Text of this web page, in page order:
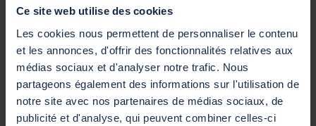
Ce site web utilise des cookies
Les cookies nous permettent de personnaliser le contenu
et les annonces, d'offrir des fonctionnalités relatives aux
médias sociaux et d'analyser notre trafic. Nous
partageons également des informations sur l'utilisation de
notre site avec nos partenaires de médias sociaux, de
publicité et d'analyse, qui peuvent combiner celles-ci
Autres caractéristiques
SkyTec
SKU
60000134
Code EAN
8720105702174
Garantie
2 ans
Voir toutes les caractéristiques
Produits inclus dans le kit